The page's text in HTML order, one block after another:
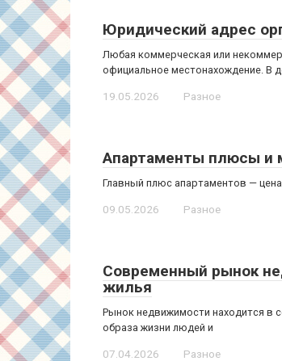
Юридический адрес
Любая коммерческая или
официальное местонахождение. В
19.05.2026 Разное
Апартаменты плюсы и
Главный плюс апартаментов —
09.05.2026 Разное
Современный рынок
жилья
Рынок недвижимости находится в
образа жизни людей и
07.04.2026 Разное